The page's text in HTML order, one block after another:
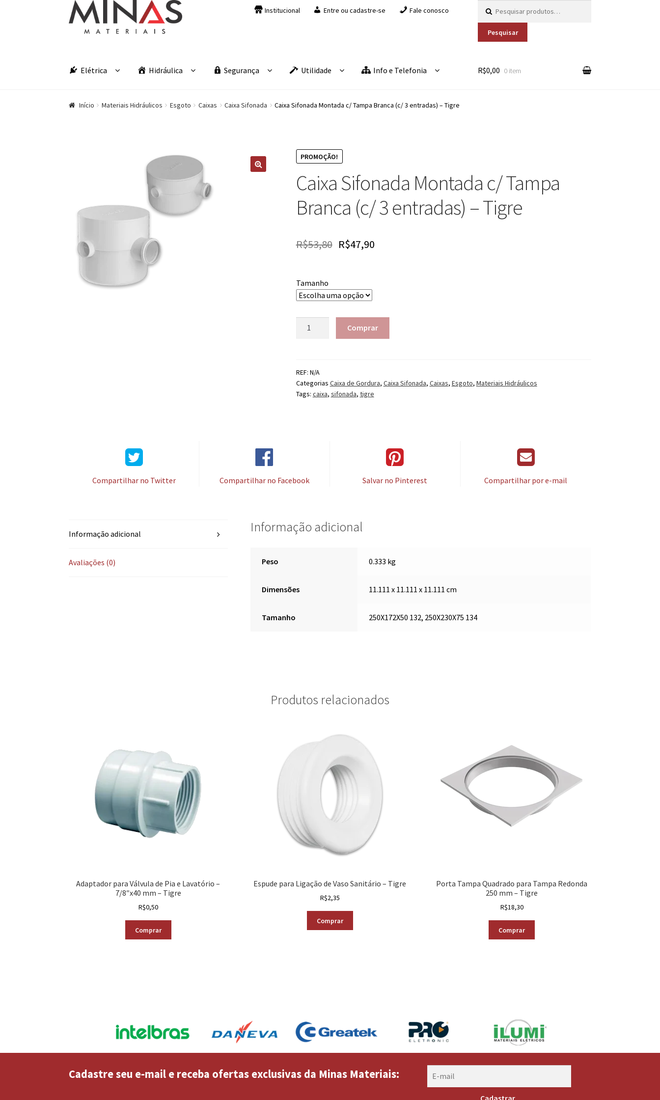
Pular para navegação
Pular para o conteúdo Institucional Entre ou cadastre-se Fale conosco
Pesquisar
Elétrica Hidráulica Segurança Utilidade Info e Telefonia R$0,00 0 item
Início Materiais Hidráulicos Esgoto Caixas Caixa Sifonada Caixa Sifonada Montada c/ Tampa Branca (c/ 3 entradas) – Tigre
PROMOÇÃO!
Caixa Sifonada Montada c/ Tampa
Branca (c/ 3 entradas) – Tigre
R$53,80 R$47,90
Tamanho
Quantidade Comprar
REF: N/A
Categorias Caixa de Gordura, Caixa Sifonada, Caixas, Esgoto, Materiais Hidráulicos
Tags: caixa, sifonada, tigre
Compartilhar no Twitter Compartilhar no Facebook Salvar no Pinterest Compartilhar por e-mail
Informação adicional
Avaliações (0)
Informação adicional
Peso 0.333 kg
Dimensões 11.111 x 11.111 x 11.111 cm
Tamanho 250X172X50 132, 250X230X75 134
Produtos relacionados
Adaptador para Válvula de Pia e Lavatório –
7/8″x40 mm – Tigre
R$0,50
Comprar
Espude para Ligação de Vaso Sanitário – Tigre
R$2,35
Comprar
Porta Tampa Quadrado para Tampa Redonda
250 mm – Tigre
R$18,30
Comprar
Cadastre seu e-mail e receba ofertas exclusivas da Minas Materiais: